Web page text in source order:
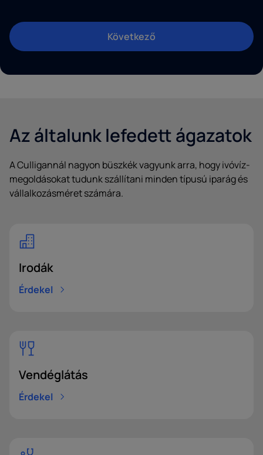
Következő
Az általunk lefedett ágazatok
A Culligannál nagyon büszkék vagyunk arra, hogy ivóvíz-
megoldásokat tudunk szállítani minden típusú iparág és
vállalkozásméret számára.
Irodák
Érdekel
Vendéglátás
Érdekel